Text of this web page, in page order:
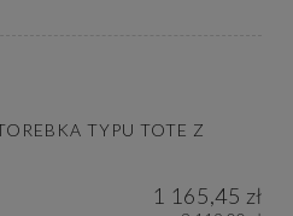
TYPU TOTE Z
1 165,45 zł